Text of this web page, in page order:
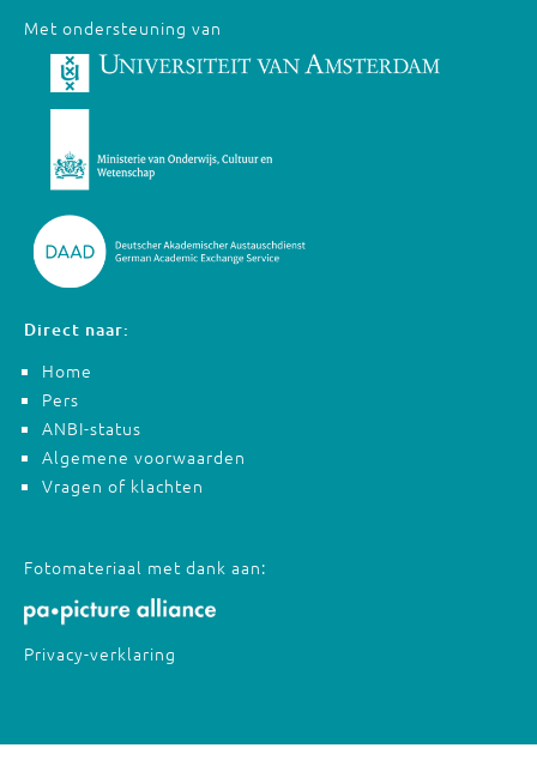
Met ondersteuning van
Direct naar:
Home
Pers
ANBI-status
Algemene voorwaarden
Vragen of klachten
Fotomateriaal met dank aan:
Privacy-verklaring